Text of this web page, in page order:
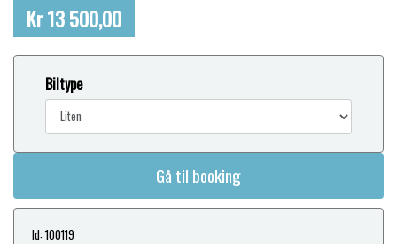
Kr 13 500,00
Biltype
Gå til booking
Id: 100119